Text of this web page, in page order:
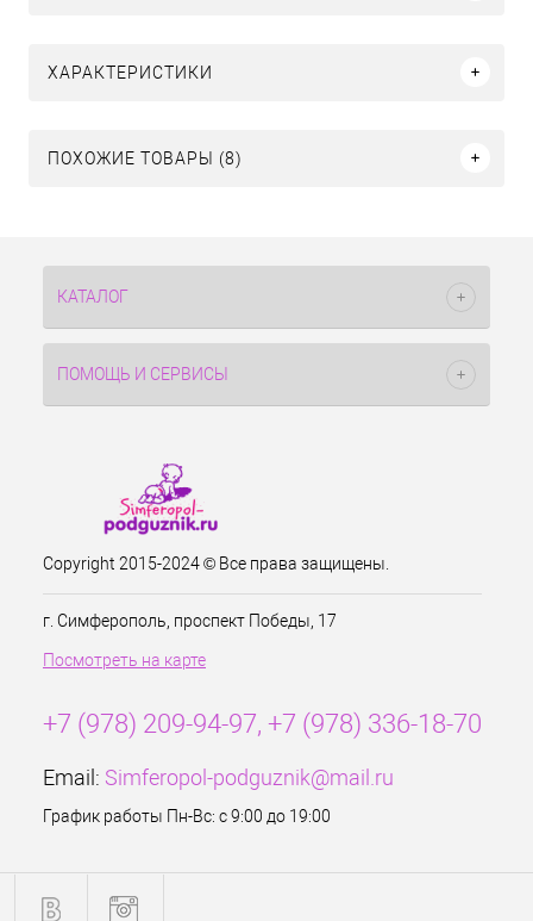
ХАРАКТЕРИСТИКИ
ПОХОЖИЕ ТОВАРЫ (8)
КАТАЛОГ
ПОМОЩЬ И СЕРВИСЫ
Copyright 2015-2024 © Все права защищены.
г. Симферополь, проспект Победы, 17
Посмотреть на карте
+7 (978) 209-94-97, +7 (978) 336-18-70
Email: Simferopol-podguznik@mail.ru
График работы Пн-Вс: с 9:00 до 19:00